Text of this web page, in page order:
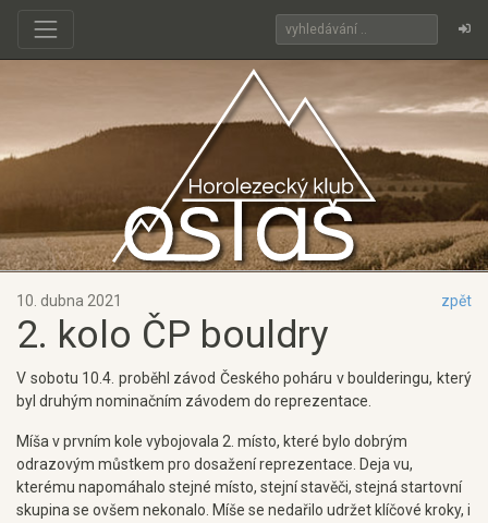
10. dubna 2021 zpět
2. kolo ČP bouldry
V sobotu 10.4. proběhl závod Českého poháru v boulderingu, který
byl druhým nominačním závodem do reprezentace.
Míša v prvním kole vybojovala 2. místo, které bylo dobrým
odrazovým můstkem pro dosažení reprezentace. Deja vu,
kterému napomáhalo stejné místo, stejní stavěči, stejná startovní
skupina se ovšem nekonalo. Míše se nedařilo udržet klíčové kroky, i